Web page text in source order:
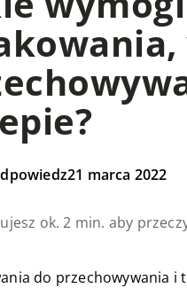
21 marca 2022
ok. 2 min. aby
do przechowywania